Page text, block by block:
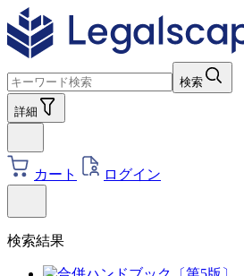
検索
詳細
カート ログイン
検索結果